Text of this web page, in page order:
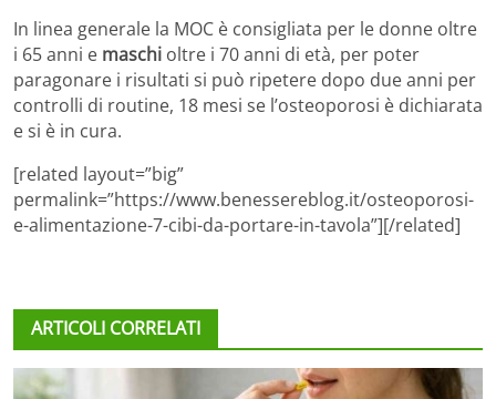
In linea generale la MOC è consigliata per le donne oltre
i 65 anni e maschi oltre i 70 anni di età, per poter
paragonare i risultati si può ripetere dopo due anni per
controlli di routine, 18 mesi se l’osteoporosi è dichiarata
e si è in cura.
[related layout=”big”
permalink=”https://www.benessereblog.it/osteoporosi-
e-alimentazione-7-cibi-da-portare-in-tavola”][/related]
ARTICOLI CORRELATI